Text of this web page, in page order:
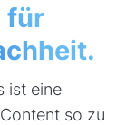
für
ist eine
so zu